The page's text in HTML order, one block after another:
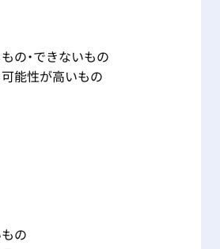
の・できないもの
能性が高いもの
の